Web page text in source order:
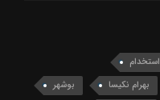
استخدام
بهرام نکیسا
بوشهر